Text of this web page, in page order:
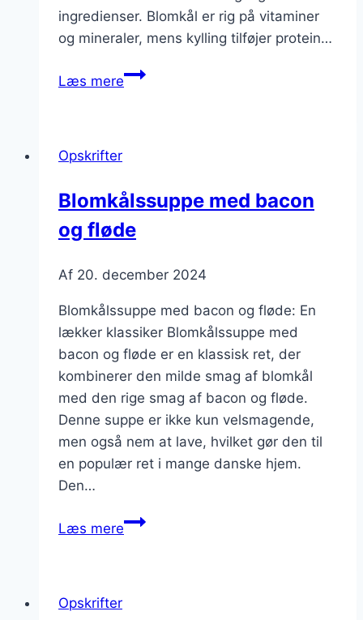
ingredienser. Blomkål er rig på vitaminer
og mineraler, mens kylling tilføjer protein…
Læs mereBlomkålssuppe
Opskrifter
Blomkålssuppe med bacon
og fløde
Af 20. december 2024
Blomkålssuppe med bacon og fløde: En
lækker klassiker Blomkålssuppe med
bacon og fløde er en klassisk ret, der
kombinerer den milde smag af blomkål
med den rige smag af bacon og fløde.
Denne suppe er ikke kun velsmagende,
men også nem at lave, hvilket gør den til
en populær ret i mange danske hjem.
Den…
Læs mereBlomkålssuppe
Opskrifter